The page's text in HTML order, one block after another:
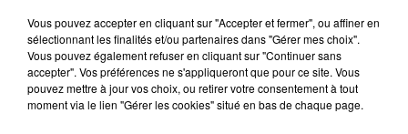
enfants.àvénement important
pendant le salon, dans le cadre du
80 ème anniversaire de la Route
des Grands Crus :Grande Tombola
Vous pouvez accepter en cliquant sur "Accepter et fermer", ou affiner en
sélectionnant les finalités et/ou partenaires dans "Gérer mes choix".
Vous pouvez également refuser en cliquant sur "Continuer sans
accepter". Vos préférences ne s'appliqueront que pour ce site. Vous
pouvez mettre à jour vos choix, ou retirer votre consentement à tout
moment via le lien "Gérer les cookies" situé en bas de chaque page.